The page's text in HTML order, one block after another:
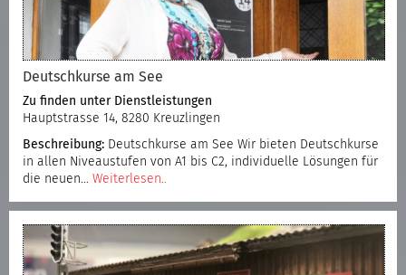
Deutschkurse am See
Zu finden unter Dienstleistungen
Hauptstrasse 14, 8280 Kreuzlingen
Beschreibung: Deutschkurse am See Wir bieten Deutschkurse
in allen Niveaustufen von A1 bis C2, individuelle Lösungen für
die neuen… Weiterlesen..